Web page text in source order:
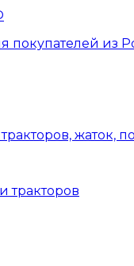
покупателей из
жаток,
тракторов